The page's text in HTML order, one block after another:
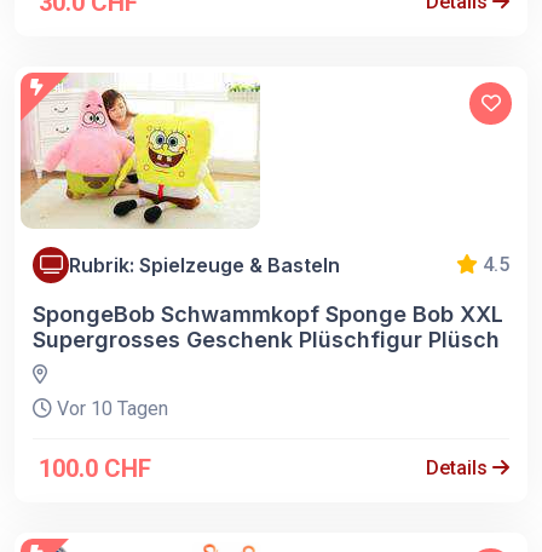
Rubrik: Spielzeuge & Basteln 4.5
SpongeBob Schwammkopf Sponge Bob XXL
Supergrosses Geschenk Plüschfigur Plüsch
Vor 10 Tagen
100.0 CHF Details